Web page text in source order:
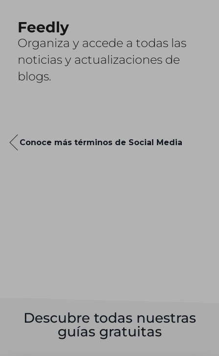
Feedly
Organiza y accede a todas las
noticias y actualizaciones de
blogs.
Conoce más términos de Social Media
Descubre todas nuestras
guías gratuitas